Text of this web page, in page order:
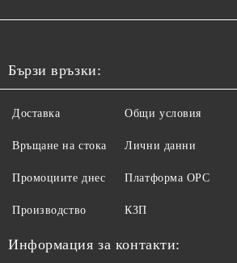
Бързи връзки:
Доставка
Връщане на стока
Промоциите днес
Производство
Общи условия
Лични данни
Платформа ОРС
КЗП
Информация за контакти: